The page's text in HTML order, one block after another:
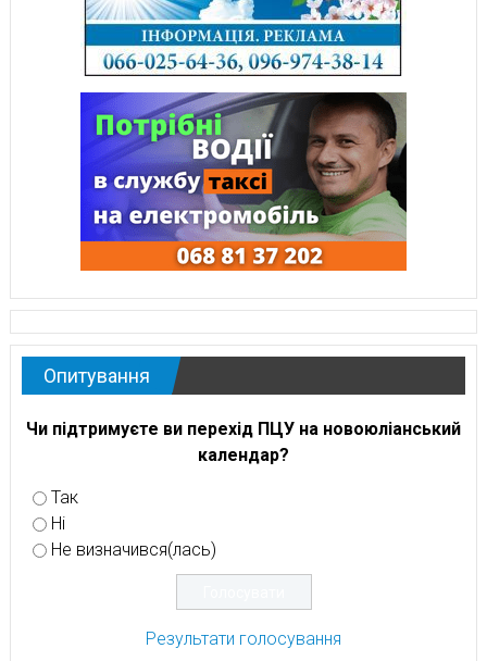
Опитування
Чи підтримуєте ви перехід ПЦУ на новоюліанський
календар?
Так
Ні
Не визначився(лась)
Результати голосування